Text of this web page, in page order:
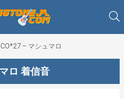
– マシュマロ
ロ 着信音